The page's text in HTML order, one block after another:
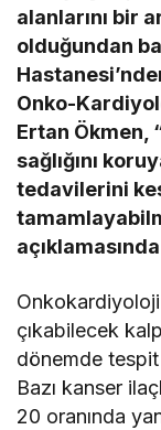
alanlarını bir
olduğundan
Onko-
Ertan Ökmen,
sağlığını
tedavilerini
Onkokardiyoloji
çıkabilecek
dönemde
Bazı kanser
20 oranında